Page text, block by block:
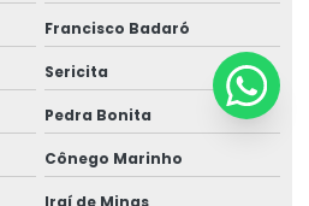
Francisco Badaró
Sericita
Pedra Bonita
Cônego Marinho
Iraí de Minas